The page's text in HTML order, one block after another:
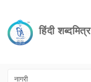
हिंदी शब्दमित्र